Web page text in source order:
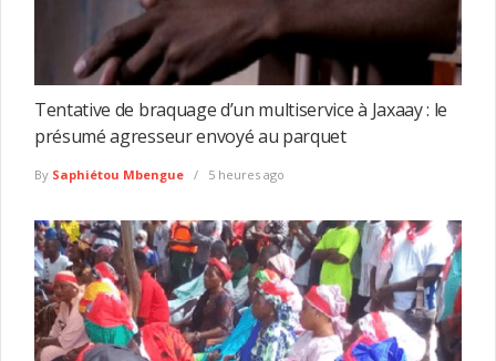
Tentative de braquage d’un multiservice à Jaxaay : le
présumé agresseur envoyé au parquet
By Saphiétou Mbengue 5 heures ago